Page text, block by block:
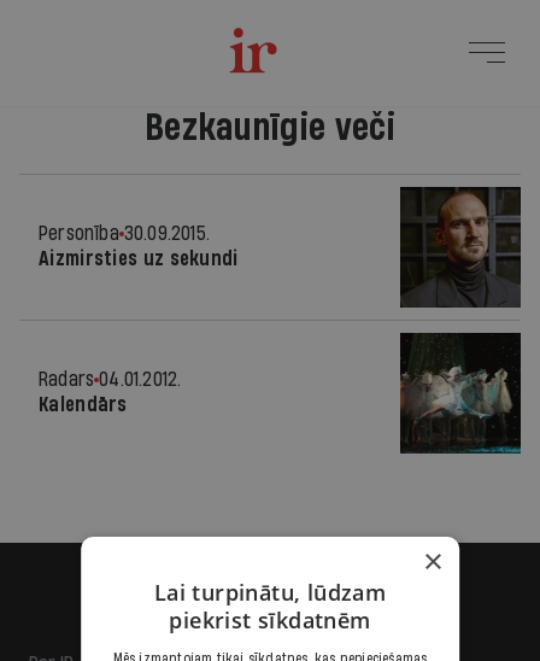
Bezkaunīgie veči
Personība 30.09.2015.
Aizmirsties uz sekundi
Radars 04.01.2012.
Kalendārs
×
Lai turpinātu, lūdzam
piekrist sīkdatnēm